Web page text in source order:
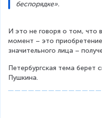
беспорядке».
И это не говоря о том, что
момент – это
значительного лица –
Петербургская тема берет
Пушкина.